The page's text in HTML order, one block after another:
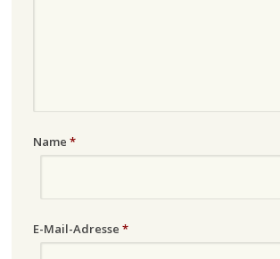
Name *
E-Mail-Adresse *